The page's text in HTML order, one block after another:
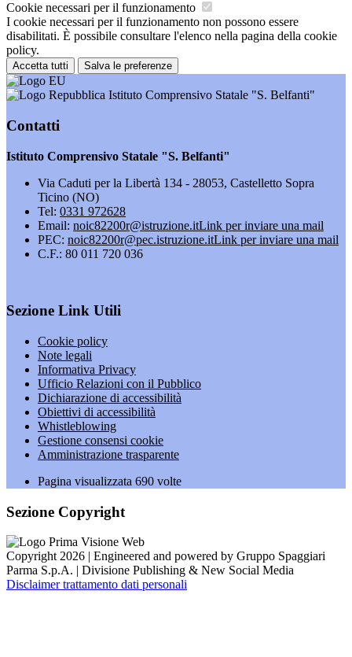
Cookie necessari per il funzionamento
I cookie necessari per il funzionamento non possono essere
disabilitati. È possibile consultare l'elenco nella pagina della cookie
policy.
Accetta tutti Salva le preferenze
Istituto Comprensivo Statale "S. Belfanti"
Contatti
Istituto Comprensivo Statale "S. Belfanti"
Via Caduti per la Libertà 134 - 28053, Castelletto Sopra
Ticino (NO)
Tel: 0331 972628
Email: noic82200r@istruzione.itLink per inviare una mail
PEC: noic82200r@pec.istruzione.itLink per inviare una mail
C.F.: 80 011 720 036
Sezione Link Utili
Cookie policy
Note legali
Informativa Privacy
Ufficio Relazioni con il Pubblico
Dichiarazione di accessibilità
Obiettivi di accessibilità
Whistleblowing
Gestione consensi cookie
Amministrazione trasparente
Pagina visualizzata 690 volte
Sezione Copyright
Copyright 2026 | Engineered and powered by Gruppo Spaggiari
Parma S.p.A. | Divisione Publishing & New Social Media
Disclaimer trattamento dati personali